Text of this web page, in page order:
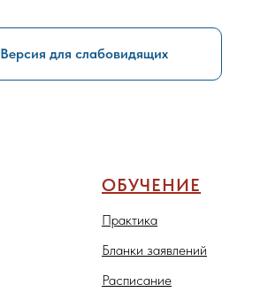
Версия для слабовидящих
ОБУЧЕНИЕ
Практика
Бланки заявлений
Расписание